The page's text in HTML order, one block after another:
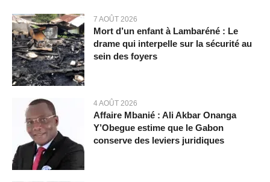
7 AOÛT 2026
Mort d’un enfant à Lambaréné : Le
drame qui interpelle sur la sécurité au
sein des foyers
4 AOÛT 2026
Affaire Mbanié : Ali Akbar Onanga
Y’Obegue estime que le Gabon
conserve des leviers juridiques